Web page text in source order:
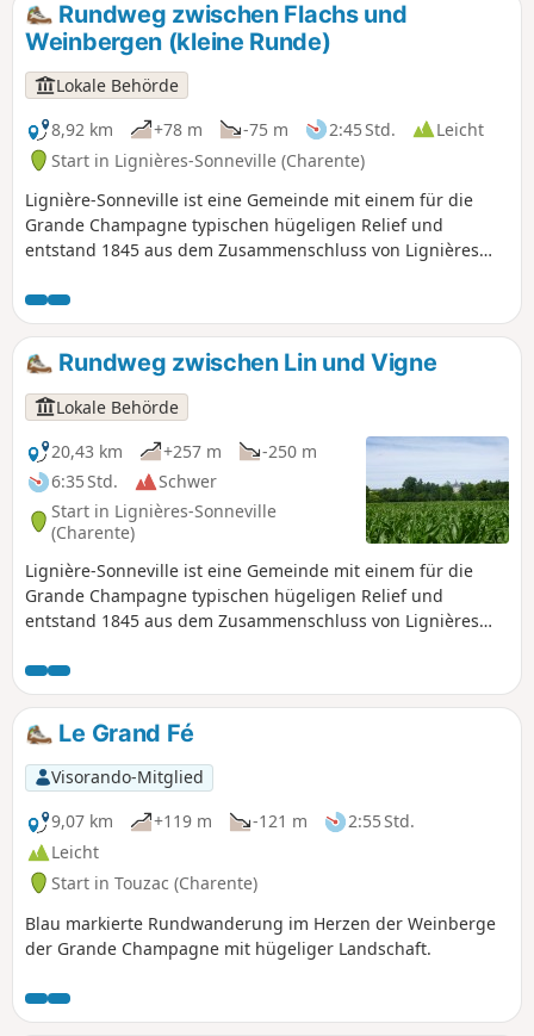
Rundweg zwischen Flachs und
Weinbergen (kleine Runde)
Lokale Behörde
8,92 km
+78 m -75 m 2:45 Std.
Leicht
Start in Lignières-Sonneville (Charente)
Lignière-Sonneville ist eine Gemeinde mit einem für die
Grande Champagne typischen hügeligen Relief und
entstand 1845 aus dem Zusammenschluss von Lignières
Champagne zählt sie 613 Einwohner.
Rundweg zwischen Lin und Vigne
Lokale Behörde
20,43 km
+257 m
-250 m
6:35 Std.
Schwer
Start in Lignières-Sonneville
(Charente)
Lignière-Sonneville ist eine Gemeinde mit einem für die
Grande Champagne typischen hügeligen Relief und
entstand 1845 aus dem Zusammenschluss von Lignières
Champagne zählt sie 613 Einwohner.
Le Grand Fé
Visorando-Mitglied
9,07 km
+119 m -121 m
2:55 Std.
Leicht
Start in Touzac (Charente)
Blau markierte Rundwanderung im Herzen der Weinberge
der Grande Champagne mit hügeliger Landschaft.